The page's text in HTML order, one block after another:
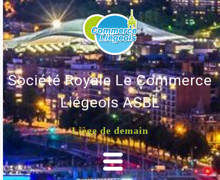
Société Royale Le Commerce
Liégeois ASBL
Liège de demain